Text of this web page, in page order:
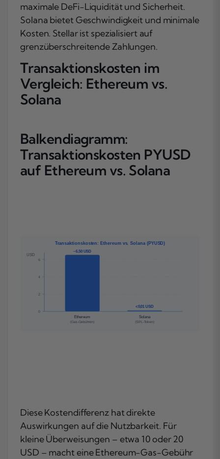
maximale DeFi-Liquidität und Sicherheit.
Solana bietet Geschwindigkeit und minimale
Kosten. Stellar ist spezialisiert auf
grenzüberschreitende Zahlungen.
Transaktionskosten im
Vergleich: Ethereum vs.
Solana
Balkendiagramm:
Transaktionskosten PYUSD
auf Ethereum vs. Solana
Transaktionskosten: Ethereum vs. Solana (PYUSD)
USD
0
2
4
6
~6,50 USD
Ethereum
(Gas-Gebühren)
<0,01 USD
Solana
(SPL-Token)
Diese Kostendifferenz hat direkte
Auswirkungen auf die Nutzbarkeit. Für
kleine Überweisungen – etwa 10 oder 20
USD – macht eine Ethereum-Gas-Gebühr